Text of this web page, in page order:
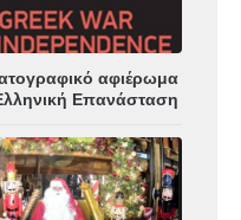
αφιέρωμα
Επανάσταση